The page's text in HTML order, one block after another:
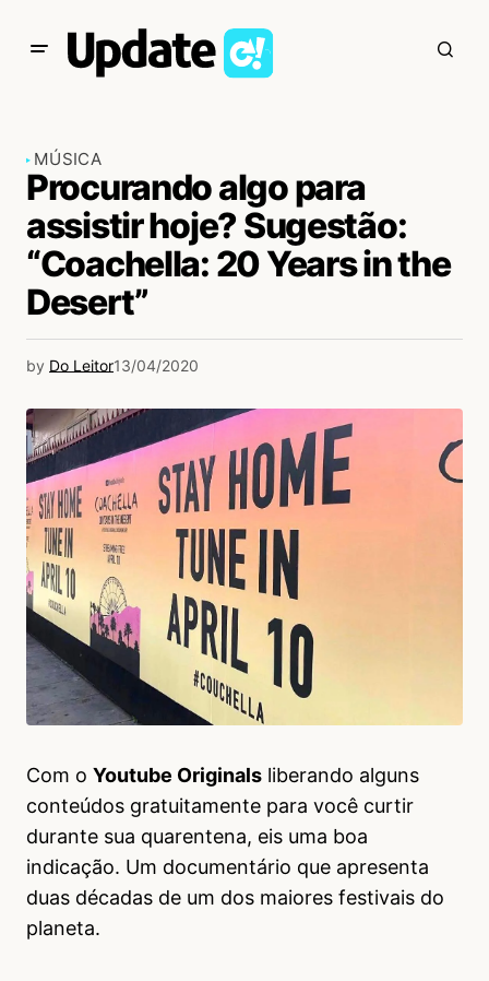
MÚSICA
Procurando algo para
assistir hoje? Sugestão:
“Coachella: 20 Years in the
Desert”
by Do Leitor13/04/2020
Com o Youtube Originals liberando alguns
conteúdos gratuitamente para você curtir
durante sua quarentena, eis uma boa
indicação. Um documentário que apresenta
duas décadas de um dos maiores festivais do
planeta.